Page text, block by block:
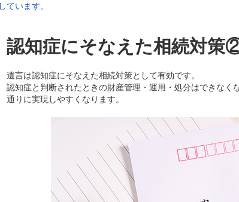
ています。
認知症にそなえた相続対策
遺言は認知症にそなえた相続対策として有効です。
認知症と判断されたときの財産管理・運用・処分はできな
通りに実現しやすくなります。